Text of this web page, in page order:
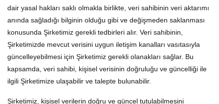
dair yasal hakları saklı olmakla birlikte, veri sahibinin veri aktarımı
anında sağladığı bilginin olduğu gibi ve değişmeden saklanması
konusunda Şirketimiz gerekli tedbirleri alır. Veri sahibinin,
Şirketimizde mevcut verisini uygun iletişim kanalları vasıtasıyla
güncelleyebilmesi için Şirketimiz gerekli olanakları sağlar. Bu
kapsamda, veri sahibi, kişisel verisinin doğruluğu ve güncelliği ile
ilgili Şirketimize ulaşabilir ve talepte bulunabilir.
Şirketimiz, kişisel verilerin doğru ve güncel tutulabilmesini